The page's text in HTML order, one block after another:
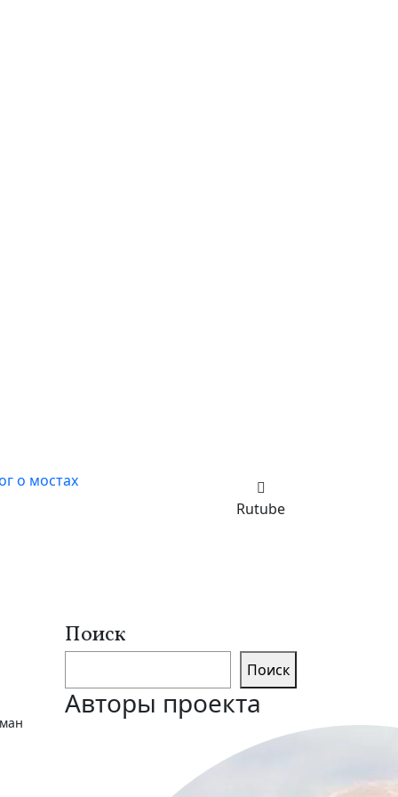
о мостах
Rutube
Поиск
Поиск
Авторы проекта